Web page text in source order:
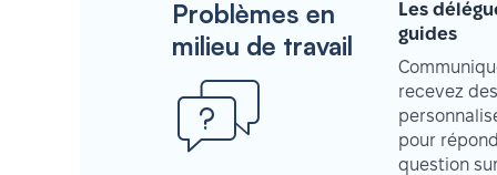
Problèmes en
milieu de travail
Les
guides
recevez
pour
question